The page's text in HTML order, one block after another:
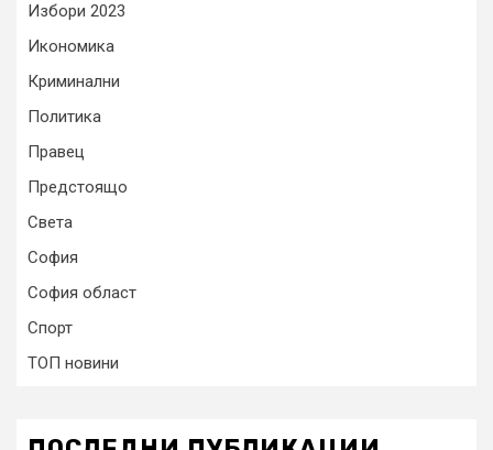
Избори 2023
Икономика
Криминални
Политика
Правец
Предстоящо
Света
София
София област
Спорт
ТОП новини